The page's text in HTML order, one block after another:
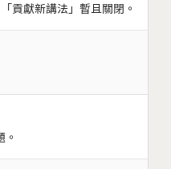
貢獻新講法」暫且關閉。